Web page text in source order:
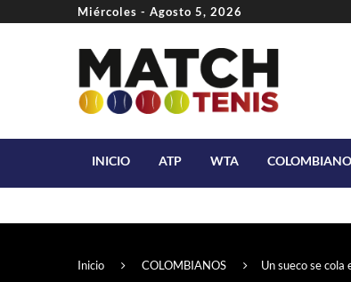
Miércoles - Agosto 5, 2026
INICIO ATP WTA
Inicio COLOMBIANOS Un sueco se